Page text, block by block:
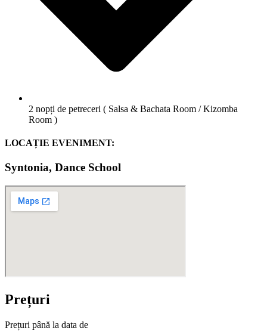
2 nopți de petreceri ( Salsa & Bachata Room / Kizomba
Room )
LOCAȚIE EVENIMENT:
Syntonia, Dance School
Prețuri
Prețuri până la data de